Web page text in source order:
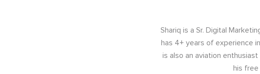
Shariq is a Sr. Digital
has 4+ years of experience
is also an aviation
his